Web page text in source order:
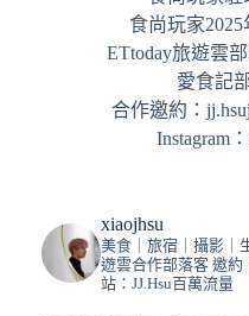
食尚玩家
ETtoday旅遊雲
愛食記
合作邀約：
Instagram：
xiaojhsu
美食｜旅宿｜攝影｜
遊雲合作部落客 邀約
站：JJ.Hsu百萬流量